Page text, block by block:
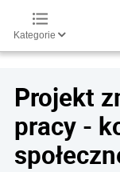
Kategorie
Projekt
pracy -